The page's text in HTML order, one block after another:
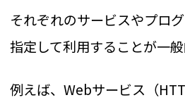
それぞれのサービスやプロ
指定して利用することが一般
例えば、Webサービス（